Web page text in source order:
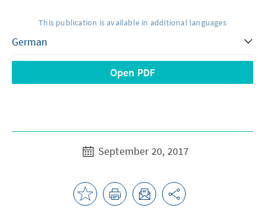
This publication is available in additional languages
Open PDF
September 20, 2017